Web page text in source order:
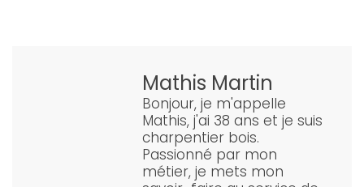
Mathis Martin
Bonjour, je m'appelle
Mathis, j'ai 38 ans et je suis
charpentier bois.
Passionné par mon
métier, je mets mon